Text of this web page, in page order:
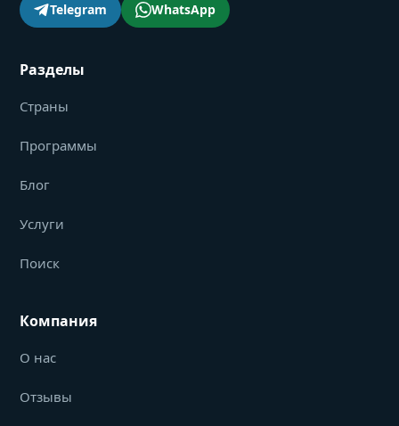
Telegram WhatsApp
Разделы
Страны
Программы
Блог
Услуги
Поиск
Компания
О нас
Отзывы